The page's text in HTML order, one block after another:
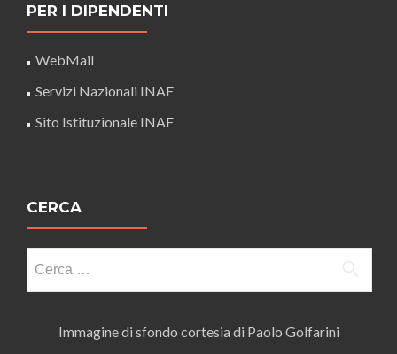
PER I DIPENDENTI
WebMail
Servizi Nazionali INAF
Sito Istituzionale INAF
CERCA
per:
Immagine di sfondo cortesia di Paolo Golfarini